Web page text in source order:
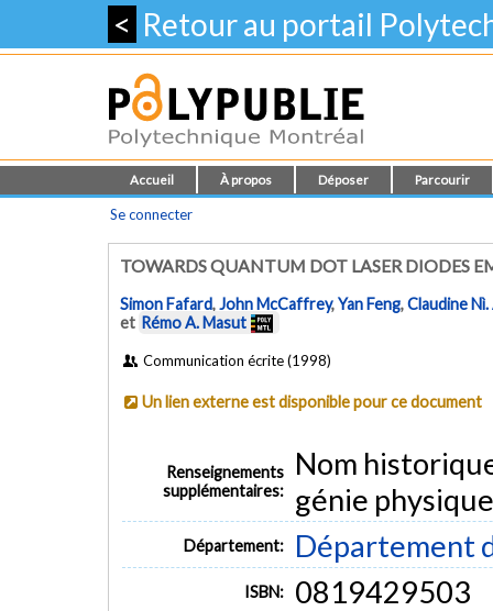
< Retour au portail
Accueil À propos Déposer Parcourir
Se connecter
TOWARDS QUANTUM DOT LASER DIODES
Simon Fafard,John McCaffrey,Yan Feng,Claudine Nì.
et Rémo A. Masut
Communication écrite (1998)
Un lien externe est disponible pour ce document
Renseignements
supplémentaires:
Nom
génie
Département: Département
ISBN: 0819429503